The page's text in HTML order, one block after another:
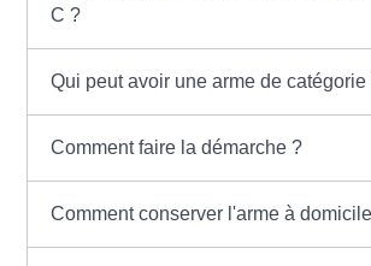
C ?
Qui peut avoir une arme de catégorie
Comment faire la démarche ?
Comment conserver l'arme à